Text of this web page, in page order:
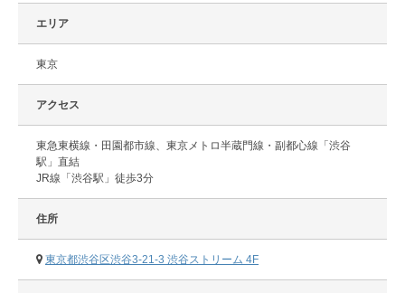
エリア
東京
アクセス
東急東横線・田園都市線、東京メトロ半蔵門線・副都心線「渋谷
駅」直結
JR線「渋谷駅」徒歩3分
住所
東京都渋谷区渋谷3-21-3 渋谷ストリーム 4F